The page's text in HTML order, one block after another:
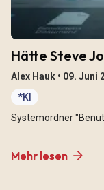
Hätte Steve
Alex Hauk • 09. Juni
*KI
Systemordner
Mehr lesen